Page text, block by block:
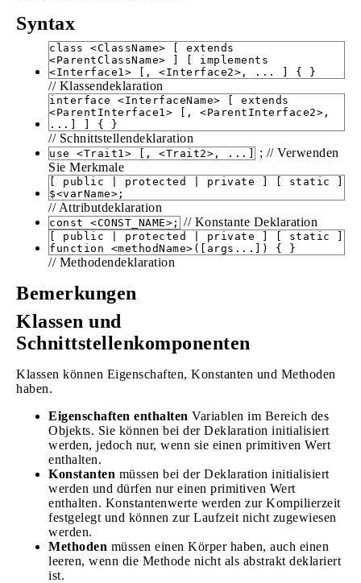
Syntax
class <ClassName> [ extends
<ParentClassName> ] [ implements
<Interface1> [, <Interface2>, ... ] { }
// Klassendeklaration
interface <InterfaceName> [ extends
<ParentInterface1> [, <ParentInterface2>,
...] ] { }
// Schnittstellendeklaration
use <Trait1> [, <Trait2>, ...]
; // Verwenden
Sie Merkmale
[ public | protected | private ] [ static ]
$<varName>;
// Attributdeklaration
const <CONST_NAME>; // Konstante Deklaration
[ public | protected | private ] [ static ]
function <methodName>([args...]) { }
// Methodendeklaration
Bemerkungen
Klassen und
Schnittstellenkomponenten
Klassen können Eigenschaften, Konstanten und Methoden
haben.
Eigenschaften enthalten Variablen im Bereich des
Objekts. Sie können bei der Deklaration initialisiert
werden, jedoch nur, wenn sie einen primitiven Wert
enthalten.
Konstanten müssen bei der Deklaration initialisiert
werden und dürfen nur einen primitiven Wert
enthalten. Konstantenwerte werden zur Kompilierzeit
festgelegt und können zur Laufzeit nicht zugewiesen
werden.
Methoden müssen einen Körper haben, auch einen
leeren, wenn die Methode nicht als abstrakt deklariert
ist.